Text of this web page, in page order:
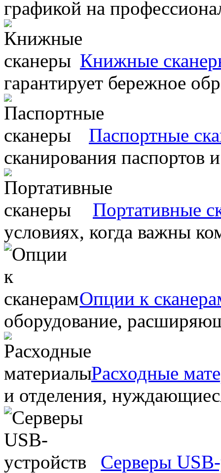
графикой на
Книжные
гарантирует бережное
Паспортные
сканирования паспортов
Портативные
условиях, когда важны
Опции к
оборудование,
Расходные
и отделения,
Серверы